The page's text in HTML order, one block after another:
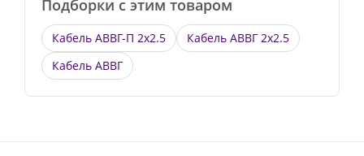
Подборки с этим товаром
Кабель АВВГ-П 2х2.5
Кабель АВВГ 2х2.5
Кабель АВВГ